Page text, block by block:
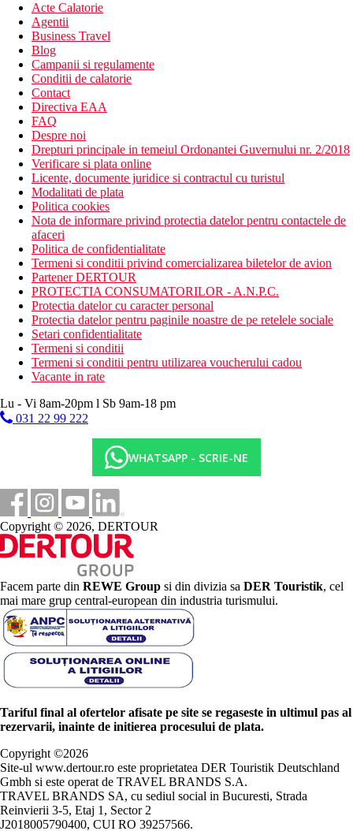
Acte Calatorie
Agentii
Business Travel
Blog
Campanii si regulamente
Conditii de calatorie
Contact
Directiva EAA
FAQ
Despre noi
Drepturi principale in temeiul Ordonantei Guvernului nr. 2/2018
Verificare si plata online
Licente, documente juridice si contractul cu turistul
Modalitati de plata
Politica cookies
Nota de informare privind protectia datelor pentru contactele de
afaceri
Politica de confidentialitate
Termeni si conditii privind comercializarea biletelor de avion
Partener DERTOUR
PROTECTIA CONSUMATORILOR - A.N.P.C.
Protectia datelor cu caracter personal
Protectia datelor pentru paginile noastre de pe retelele sociale
Setari confidentialitate
Termeni si conditii
Termeni si conditii pentru utilizarea voucherului cadou
Vacante in rate
Lu - Vi 8am-20pm l Sb 9am-18 pm
031 22 99 222
WHATSAPP - SCRIE-NE
Copyright © 2026, DERTOUR
Facem parte din REWE Group si din divizia sa DER Touristik, cel
mai mare grup central-european din industria turismului.
Tariful final al ofertelor afisate pe site se regaseste in ultimul pas al
rezervarii, inainte de initierea procesului de plata.
Copyright ©2026
Site-ul www.dertour.ro este proprietatea DER Touristik Deutschland
Gmbh si este operat de TRAVEL BRANDS S.A.
TRAVEL BRANDS SA, cu sediul social in Bucuresti, Strada
Reinvierii 3-5, Etaj 1, Sector 2
J2018005790400, CUI RO 39257566.